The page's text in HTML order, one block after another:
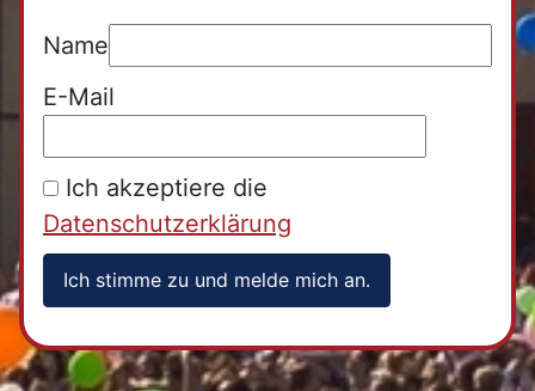
Name
E-Mail
Ich akzeptiere die
Datenschutzerklärung